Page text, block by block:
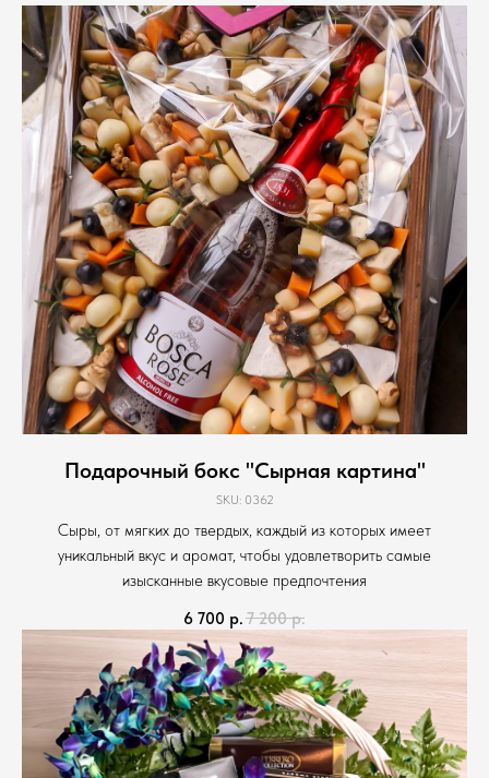
Подарочный бокс "Сырная картина"
SKU: 0362
Сыры, от мягких до твердых, каждый из которых имеет
уникальный вкус и аромат, чтобы удовлетворить самые
изысканные вкусовые предпочтения
6 700 р. 7 200 р.